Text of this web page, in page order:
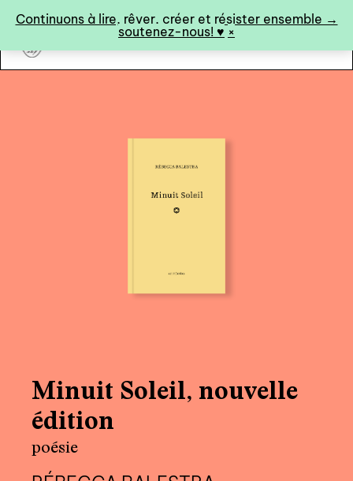
Continuons à lire, rêver, créer et résister ensemble →
soutenez-nous! ♥︎ ×
art&fiction
catalogue ↓
éditions de tête
au-delà du livre ↓
Minuit Soleil, nouvelle
édition
poésie